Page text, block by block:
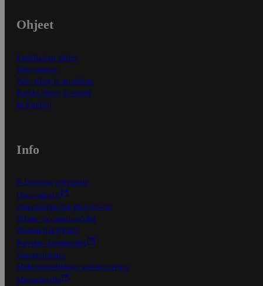
Ohjeet
Ensitilaajan ohjeet
Näin maksat
Näin tilaat ja muokkaat
Kaikki ohjeet ja vinkit
In English
Info
S-Business yrityksille
Oiva-raportit
Osuuskauppojen yhteystiedot
Tilaus- ja toimitusehdot
Tietosuojakäytäntö
Palvelun käyttöehdot
Saavutettavuus
Mobiilisovelluksen saavutettavuus
Mainostajalle